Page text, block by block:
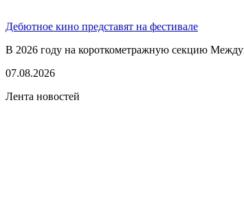
Дебютное кино представят на фестивале
В 2026 году на короткометражную секцию
07.08.2026
Лента новостей